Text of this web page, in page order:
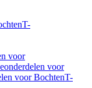
T-
voor
voor
voor BochtenT-